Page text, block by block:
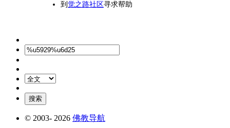
到 觉之路社区寻求帮助
© 2003- 2026 佛教导航